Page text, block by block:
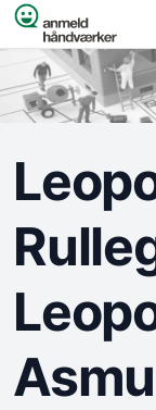
Spring til indhold